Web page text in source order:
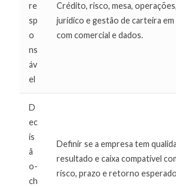
re
sp
o
ns
áv
el
Crédito, risco, mesa,
jurídico e gestão de carteira
com comercial e dados.
D
ec
is
ã
o-
ch
Definir se a empresa tem
resultado e caixa compatível
risco, prazo e retorno